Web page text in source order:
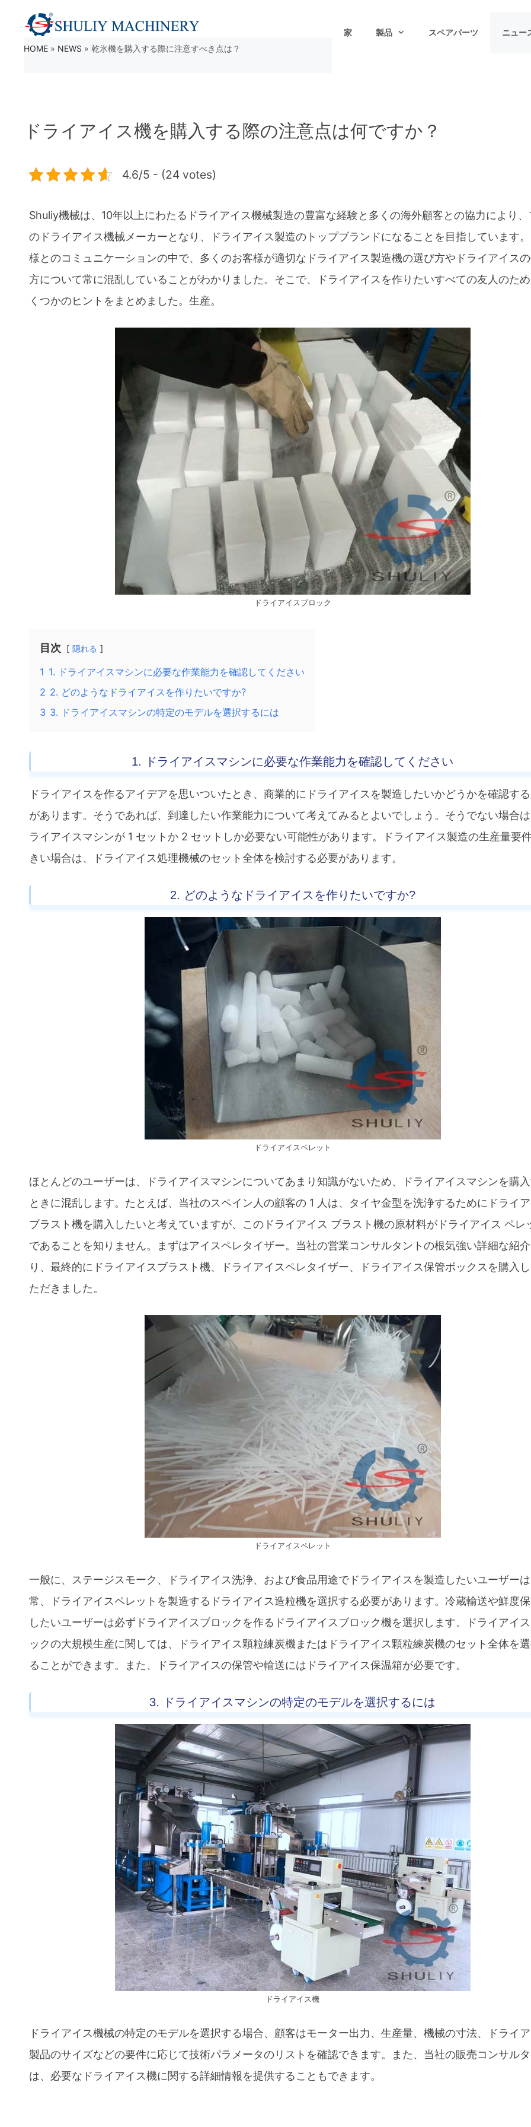
家 製品 スペアパーツ ニュー
HOME » NEWS » 乾氷機を購入する際に注意すべき点は？
ドライアイス機を購入する際の注意点は何ですか？
4.6/5 - (24 votes)
Shuliy機械は、10年以上にわたるドライアイス機械製造の豊富な経験と多くの海外顧客との協力により
のドライアイス機械メーカーとなり、ドライアイス製造のトップブランドになることを目指しています
様とのコミュニケーションの中で、多くのお客様が適切なドライアイス製造機の選び方やドライアイス
方について常に混乱していることがわかりました。そこで、ドライアイスを作りたいすべての友人のた
くつかのヒントをまとめました。生産。
ドライアイスブロック
目次 隠れる
1 1. ドライアイスマシンに必要な作業能力を確認してください
2 2. どのようなドライアイスを作りたいですか?
3 3. ドライアイスマシンの特定のモデルを選択するには
1. ドライアイスマシンに必要な作業能力を確認してください
ドライアイスを作るアイデアを思いついたとき、商業的にドライアイスを製造したいかどうかを確認す
があります。そうであれば、到達したい作業能力について考えてみるとよいでしょう。そうでない場合
ライアイスマシンが 1 セットか 2 セットしか必要ない可能性があります。ドライアイス製造の生産量要
きい場合は、ドライアイス処理機械のセット全体を検討する必要があります。
2. どのようなドライアイスを作りたいですか?
ドライアイスペレット
ほとんどのユーザーは、ドライアイスマシンについてあまり知識がないため、ドライアイスマシンを購
ときに混乱します。たとえば、当社のスペイン人の顧客の 1 人は、タイヤ金型を洗浄するためにドライ
ブラスト機を購入したいと考えていますが、このドライアイス ブラスト機の原材料がドライアイス ペレ
であることを知りません。まずはアイスペレタイザー。当社の営業コンサルタントの根気強い詳細な紹
り、最終的にドライアイスブラスト機、ドライアイスペレタイザー、ドライアイス保管ボックスを購入
ただきました。
ドライアイスペレット
一般に、ステージスモーク、ドライアイス洗浄、および食品用途でドライアイスを製造したいユーザー
常、ドライアイスペレットを製造するドライアイス造粒機を選択する必要があります。冷蔵輸送や鮮度
したいユーザーは必ずドライアイスブロックを作るドライアイスブロック機を選択します。ドライアイ
ックの大規模生産に関しては、ドライアイス顆粒練炭機またはドライアイス顆粒練炭機のセット全体を
ることができます。また、ドライアイスの保管や輸送にはドライアイス保温箱が必要です。
3. ドライアイスマシンの特定のモデルを選択するには
ドライアイス機
ドライアイス機械の特定のモデルを選択する場合、顧客はモーター出力、生産量、機械の寸法、ドライ
製品のサイズなどの要件に応じて技術パラメータのリストを確認できます。また、当社の販売コンサル
は、必要なドライアイス機に関する詳細情報を提供することもできます。